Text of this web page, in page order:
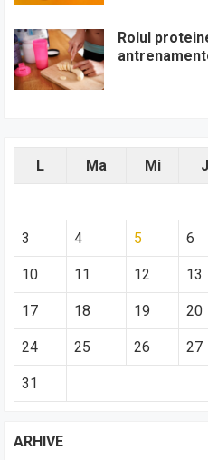
Rolul
L Ma Mi J
3 4 5 6
10 11 12 13
17 18 19 20
24 25 26 27
31
ARHIVE